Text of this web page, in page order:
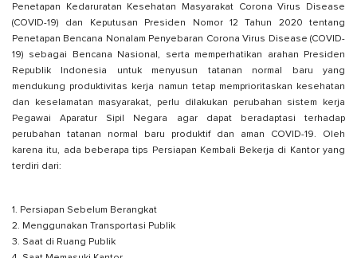
Penetapan Kedaruratan Kesehatan Masyarakat Corona Virus Disease
(COVID-19) dan Keputusan Presiden Nomor 12 Tahun 2020 tentang
Penetapan Bencana Nonalam Penyebaran Corona Virus Disease (COVID-
19) sebagai Bencana Nasional, serta memperhatikan arahan Presiden
Republik Indonesia untuk menyusun tatanan normal baru yang
mendukung produktivitas kerja namun tetap memprioritaskan kesehatan
dan keselamatan masyarakat, perlu dilakukan perubahan sistem kerja
Pegawai Aparatur Sipil Negara agar dapat beradaptasi terhadap
perubahan tatanan normal baru produktif dan aman COVID-19. Oleh
karena itu, ada beberapa tips Persiapan Kembali Bekerja di Kantor yang
terdiri dari:
1. Persiapan Sebelum Berangkat
2. Menggunakan Transportasi Publik
3. Saat di Ruang Publik